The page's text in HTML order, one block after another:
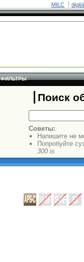
MILC
ФИЛЬТРЫ
Поиск
Советы:
Напишите не
Попробуйте
300 is